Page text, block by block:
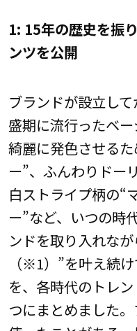
1: 15年の歴史を振
ンツを公開
ブランドが設立し
盛期に流行ったベ
綺麗に発色させる
ー”、ふんわりドー
白ストライプ柄の“
ー”など、いつの時
ンドを取り入れな
（※1）”を叶え続
を、各時代のトレ
つにまとめました